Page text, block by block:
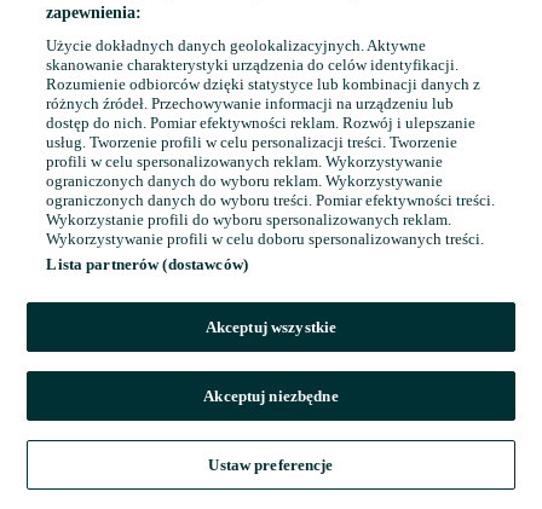
zapewnienia:
Użycie dokładnych danych geolokalizacyjnych. Aktywne
skanowanie charakterystyki urządzenia do celów identyfikacji.
Rozumienie odbiorców dzięki statystyce lub kombinacji danych z
różnych źródeł. Przechowywanie informacji na urządzeniu lub
dostęp do nich. Pomiar efektywności reklam. Rozwój i ulepszanie
usług. Tworzenie profili w celu personalizacji treści. Tworzenie
profili w celu spersonalizowanych reklam. Wykorzystywanie
ograniczonych danych do wyboru reklam. Wykorzystywanie
ograniczonych danych do wyboru treści. Pomiar efektywności treści.
Wykorzystanie profili do wyboru spersonalizowanych reklam.
Wykorzystywanie profili w celu doboru spersonalizowanych treści.
Lista partnerów (dostawców)
Akceptuj wszystkie
Akceptuj niezbędne
Ustaw preferencje